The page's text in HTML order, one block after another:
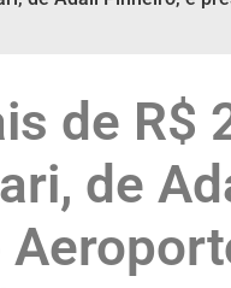
de R$
de